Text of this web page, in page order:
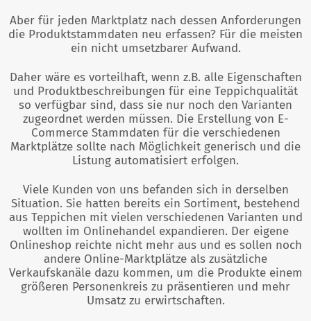
Aber für jeden Marktplatz nach dessen Anforderungen
die Produktstammdaten neu erfassen? Für die meisten
ein nicht umsetzbarer Aufwand.
Daher wäre es vorteilhaft, wenn z.B. alle Eigenschaften
und Produktbeschreibungen für eine Teppichqualität
so verfügbar sind, dass sie nur noch den Varianten
zugeordnet werden müssen. Die Erstellung von E-
Commerce Stammdaten für die verschiedenen
Marktplätze sollte nach Möglichkeit generisch und die
Listung automatisiert erfolgen.
Viele Kunden von uns befanden sich in derselben
Situation. Sie hatten bereits ein Sortiment, bestehend
aus Teppichen mit vielen verschiedenen Varianten und
wollten im Onlinehandel expandieren. Der eigene
Onlineshop reichte nicht mehr aus und es sollen noch
andere Online-Marktplätze als zusätzliche
Verkaufskanäle dazu kommen, um die Produkte einem
größeren Personenkreis zu präsentieren und mehr
Umsatz zu erwirtschaften.